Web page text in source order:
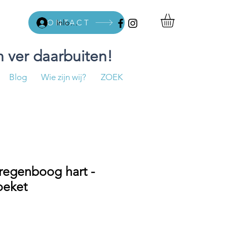
Inloggen
CONTACT
ver daarbuiten!
Blog Wie zijn wij? ZOEK
hart -